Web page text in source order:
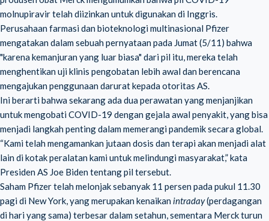
molnupiravir telah diizinkan untuk digunakan di Inggris.
Perusahaan farmasi dan bioteknologi multinasional Pfizer
mengatakan dalam sebuah pernyataan pada Jumat (5/11) bahwa
"karena kemanjuran yang luar biasa" dari pil itu, mereka telah
menghentikan uji klinis pengobatan lebih awal dan berencana
mengajukan penggunaan darurat kepada otoritas AS.
Ini berarti bahwa sekarang ada dua perawatan yang menjanjikan
untuk mengobati COVID-19 dengan gejala awal penyakit, yang bisa
menjadi langkah penting dalam memerangi pandemik secara global.
“Kami telah mengamankan jutaan dosis dan terapi akan menjadi alat
lain di kotak peralatan kami untuk melindungi masyarakat,” kata
Presiden AS Joe Biden tentang pil tersebut.
Saham Pfizer telah melonjak sebanyak 11 persen pada pukul 11.30
pagi di New York, yang merupakan kenaikanintraday(perdagangan
di hari yang sama) terbesar dalam setahun, sementara Merck turun